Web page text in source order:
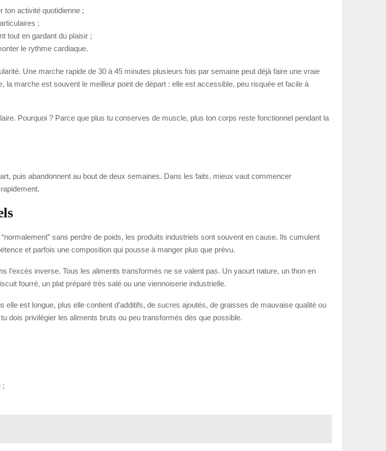
ton activité quotidienne ;
;
tout en gardant du plaisir ;
le rythme cardiaque.
Une marche rapide de 30 à 45 minutes plusieurs fois par semaine peut déjà faire une vraie
marche est souvent le meilleur point de départ : elle est accessible, peu risquée et facile à
Pourquoi ? Parce que plus tu conserves de muscle, plus ton corps reste fonctionnel pendant la
puis abandonnent au bout de deux semaines. Dans les faits, mieux vaut commencer
sans perdre de poids, les produits industriels sont souvent en cause. Ils cumulent
et parfois une composition qui pousse à manger plus que prévu.
l’excès inverse. Tous les aliments transformés ne se valent pas. Un yaourt nature, un thon en
fourré, un plat préparé très salé ou une viennoiserie industrielle.
est longue, plus elle contient d’additifs, de sucres ajoutés, de graisses de mauvaise qualité ou
dois privilégier les aliments bruts ou peu transformés dès que possible.
;